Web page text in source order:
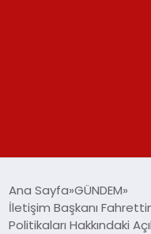
SPOR
Ana Sayfa GÜNDEM
İletişim Başkanı
Politikaları Hakkındaki